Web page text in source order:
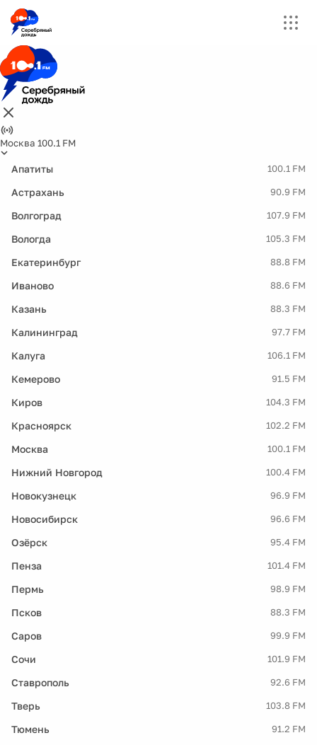
Москва 100.1 FM
Апатиты 100.1 FM
Астрахань 90.9 FM
Волгоград 107.9 FM
Вологда 105.3 FM
Екатеринбург 88.8 FM
Иваново 88.6 FM
Казань 88.3 FM
Калининград 97.7 FM
Калуга 106.1 FM
Кемерово 91.5 FM
Киров 104.3 FM
Красноярск 102.2 FM
Москва 100.1 FM
Нижний Новгород 100.4 FM
Новокузнецк 96.9 FM
Новосибирск 96.6 FM
Озёрск 95.4 FM
Пенза 101.4 FM
Пермь 98.9 FM
Псков 88.3 FM
Саров 99.9 FM
Сочи 101.9 FM
Ставрополь 92.6 FM
Тверь 103.8 FM
Тюмень 91.2 FM